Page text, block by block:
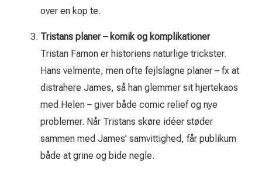
over en kop te.
Tristans planer – komik og komplikationer
Tristan Farnon er historiens naturlige trickster.
Hans velmente, men ofte fejlslagne planer – fx at
distrahere James, så han glemmer sit hjertekaos
med Helen – giver både comic relief og nye
problemer. Når Tristans skøre idéer støder
sammen med James’ samvittighed, får publikum
både at grine og bide negle.